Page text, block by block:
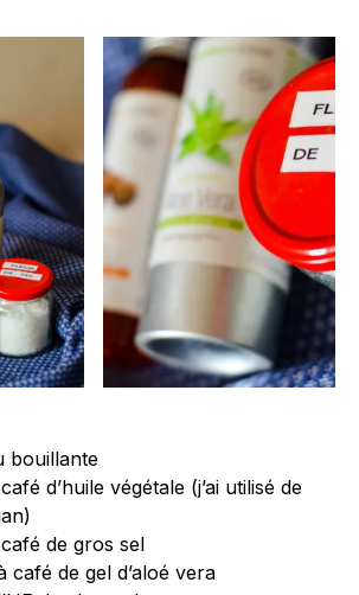
bouillante
d’huile végétale (j’ai utilisé de
de gros sel
café de gel d’aloé vera